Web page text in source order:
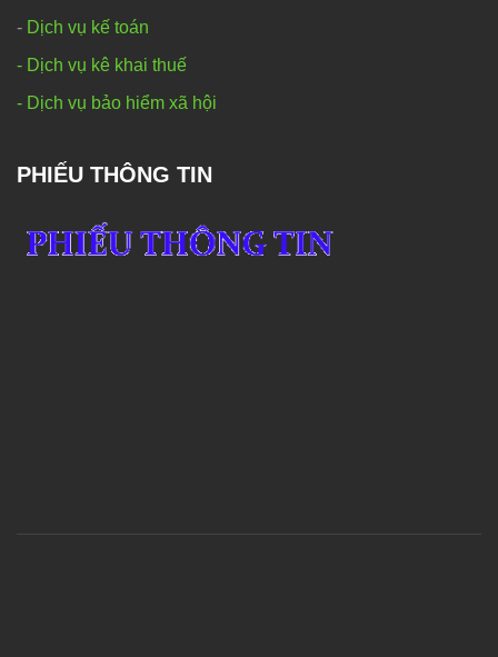
- Dịch vụ kế toán
- Dịch vụ kê khai thuế
- Dịch vụ bảo hiểm xã hội
PHIẾU THÔNG TIN